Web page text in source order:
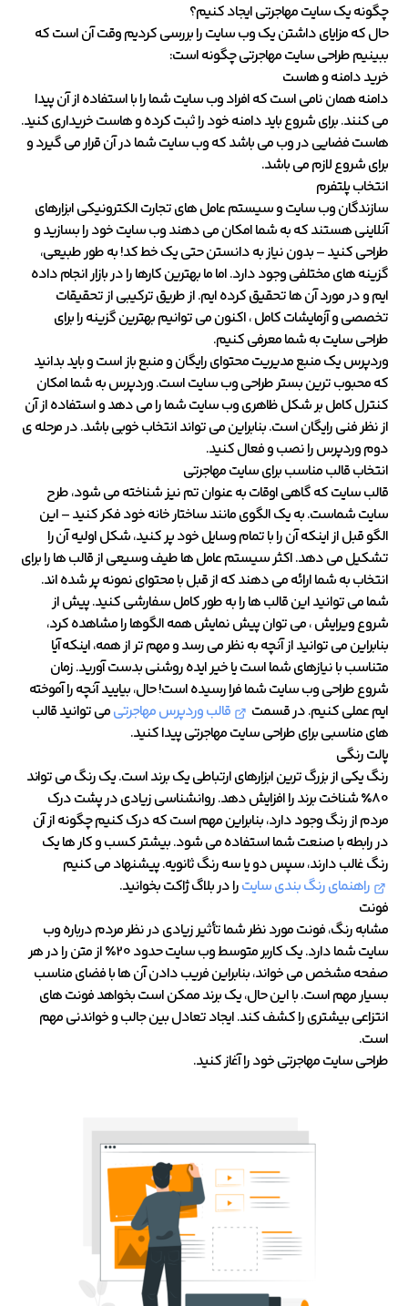
چگونه یک سایت مهاجرتی ایجاد کنیم؟
حال که مزایای داشتن یک وب سایت را بررسی کردیم وقت آن است که
ببینیم طراحی سایت مهاجرتی چگونه است:
خرید دامنه و هاست
دامنه همان نامی است که افراد وب سایت شما را با استفاده از آن پیدا
می کنند. برای شروع باید دامنه خود را ثبت کرده و هاست خریداری کنید.
هاست فضایی در وب می باشد که وب سایت شما در آن قرار می گیرد و
برای شروع لازم می باشد.
انتخاب پلتفرم
سازندگان وب سایت و سیستم عامل های تجارت الکترونیکی ابزارهای
آنلاینی هستند که به شما امکان می دهند وب سایت خود را بسازید و
طراحی کنید – بدون نیاز به دانستن حتی یک خط کد! به طور طبیعی،
گزینه های مختلفی وجود دارد. اما ما بهترین کارها را در بازار انجام داده
ایم و در مورد آن ها تحقیق کرده ایم. از طریق ترکیبی از تحقیقات
تخصصی و آزمایشات کامل ، اکنون می توانیم بهترین گزینه را برای
طراحی سایت به شما معرفی کنیم.
وردپرس یک منبع مدیریت محتوای رایگان و منبع باز است و باید بدانید
که محبوب ترین بستر طراحی وب سایت است. وردپرس به شما امکان
کنترل کامل بر شکل ظاهری وب سایت شما را می دهد و استفاده از آن
از نظر فنی رایگان است. بنابراین می تواند انتخاب خوبی باشد. در مرحله ی
دوم وردپرس را نصب و فعال کنید.
انتخاب قالب مناسب برای سایت مهاجرتی
قالب سایت که گاهی اوقات به عنوان تم نیز شناخته می شود، طرح
سایت شماست. به یک الگوی مانند ساختار خانه خود فکر کنید – این
الگو قبل از اینکه آن را با تمام وسایل خود پر کنید، شکل اولیه آن را
تشکیل می دهد. اکثر سیستم عامل ها طیف وسیعی از قالب ها را برای
انتخاب به شما ارائه می دهند که از قبل با محتوای نمونه پر شده اند.
شما می توانید این قالب ها را به طور کامل سفارشی کنید. پیش از
شروع ویرایش ، می توان پیش نمایش همه الگوها را مشاهده کرد،
بنابراین می توانید از آنچه به نظر می رسد و مهم تر از همه، اینکه آیا
متناسب با نیازهای شما است یا خیر ایده روشنی بدست آورید. زمان
شروع طراحی وب سایت شما فرا رسیده است! حال، بیایید آنچه را آموخته
ایم عملی کنیم. در قسمت
قالب وردپرس مهاجرتیمی توانید قالب
های مناسبی برای طراحی سایت مهاجرتی پیدا کنید.
پالت رنگی
رنگ یکی از بزرگ ترین ابزارهای ارتباطی یک برند است. یک رنگ می تواند
80٪ شناخت برند را افزایش دهد. روانشناسی زیادی در پشت درک
مردم از رنگ وجود دارد، بنابراین مهم است که درک کنیم چگونه از آن
در رابطه با صنعت شما استفاده می شود. بیشتر کسب و کار ها یک
رنگ غالب دارند، سپس دو یا سه رنگ ثانویه. پیشنهاد می کنیم
راهنمای رنگ بندی سایترا در بلاگ ژاکت بخوانید.
فونت
مشابه رنگ، فونت مورد نظر شما تأثیر زیادی در نظر مردم درباره وب
سایت شما دارد. یک کاربر متوسط ​​وب سایت حدود 20٪ از متن را در هر
صفحه مشخص می خواند، بنابراین فریب دادن آن ها با فضای مناسب
بسیار مهم است. با این حال، یک برند ممکن است بخواهد فونت های
انتزاعی بیشتری را کشف کند. ایجاد تعادل بین جالب و خواندنی مهم
است.
طراحی سایت مهاجرتی خود را آغاز کنید.